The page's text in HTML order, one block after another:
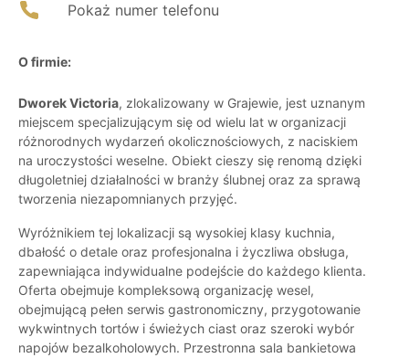
Pokaż numer telefonu
O firmie:
Dworek Victoria, zlokalizowany w Grajewie, jest uznanym
miejscem specjalizującym się od wielu lat w organizacji
różnorodnych wydarzeń okolicznościowych, z naciskiem
na uroczystości weselne. Obiekt cieszy się renomą dzięki
długoletniej działalności w branży ślubnej oraz za sprawą
tworzenia niezapomnianych przyjęć.
Wyróżnikiem tej lokalizacji są wysokiej klasy kuchnia,
dbałość o detale oraz profesjonalna i życzliwa obsługa,
zapewniająca indywidualne podejście do każdego klienta.
Oferta obejmuje kompleksową organizację wesel,
obejmującą pełen serwis gastronomiczny, przygotowanie
wykwintnych tortów i świeżych ciast oraz szeroki wybór
napojów bezalkoholowych. Przestronna sala bankietowa